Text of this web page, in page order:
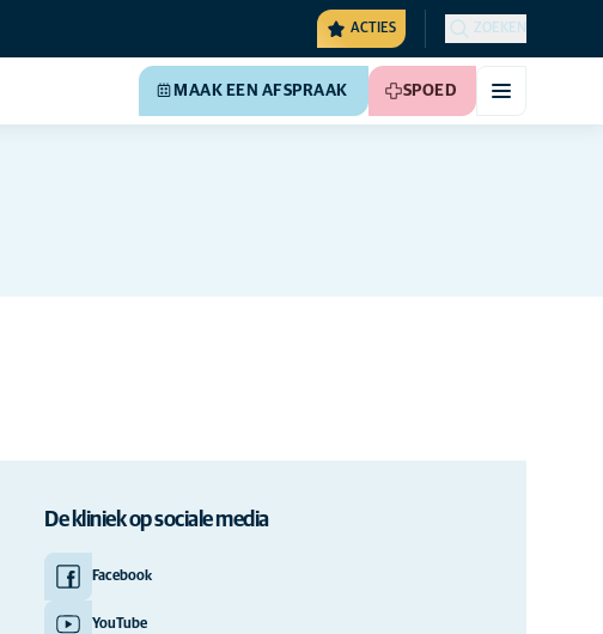
ACTIES ZOEKEN
MAAK EEN AFSPRAAK SPOED
De kliniek op sociale media
Facebook
YouTube